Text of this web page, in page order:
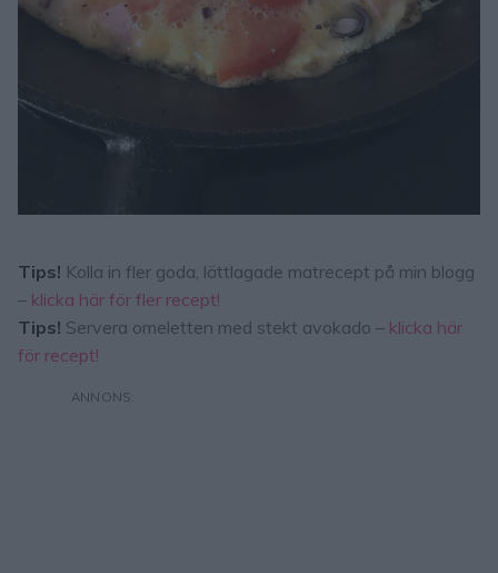
Tips! Kolla in fler goda, lättlagade matrecept på min blogg
– klicka här för fler recept!
Tips! Servera omeletten med stekt avokado – klicka här
för recept!